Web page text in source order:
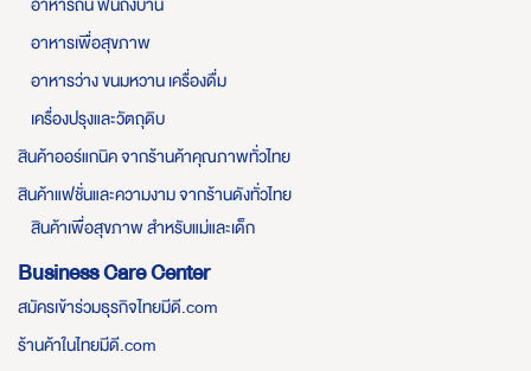
อาหารเพื่อสุขภาพ
อาหารว่าง ขนมหวาน เครื่องดื่ม
เครื่องปรุงและวัตถุดิบ
สินค้าออร์แกนิค จากร้านค้าคุณภาพทั่วไทย
สินค้าแฟชั่นและความงาม จากร้านดังทั่วไทย
สินค้าเพื่อสุขภาพ สำหรับแม่และเด็ก
Business Care Center
สมัครเข้าร่วมธุรกิจไทยมีดี.com
ร้านค้าในไทยมีดี.com